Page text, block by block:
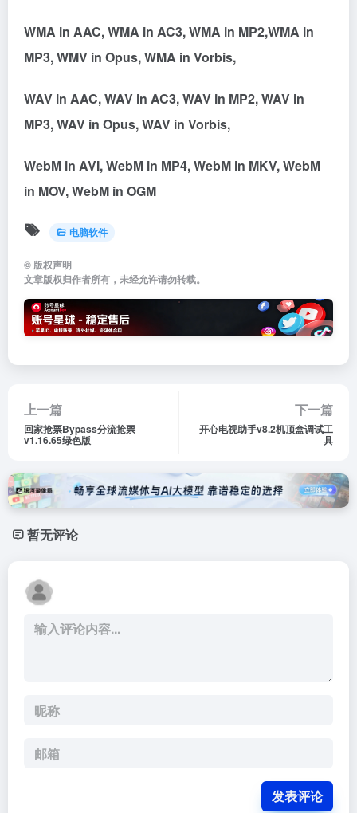
WMA in AAC, WMA in AC3, WMA in MP2,WMA in
MP3, WMV in Opus, WMA in Vorbis,
WAV in AAC, WAV in AC3, WAV in MP2, WAV in
MP3, WAV in Opus, WAV in Vorbis,
WebM in AVI, WebM in MP4, WebM in MKV, WebM
in MOV, WebM in OGM
电脑软件
© 版权声明
文章版权归作者所有，未经允许请勿转载。
上一篇
回家抢票Bypass分流抢票
v1.16.65绿色版
下一篇
开心电视助手v8.2机顶盒调试工
具
暂无评论
发表评论